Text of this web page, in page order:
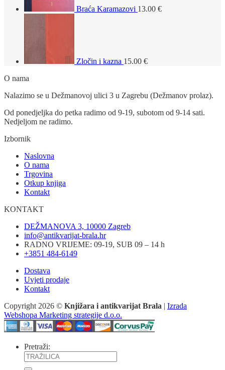
Braća Karamazovi 13.00 €
Zločin i kazna 15.00 €
O nama
Nalazimo se u Dežmanovoj ulici 3 u Zagrebu (Dežmanov prolaz).
Od ponedjeljka do petka radimo od 9-19, subotom od 9-14 sati.
Nedjeljom ne radimo.
Izbornik
Naslovna
O nama
Trgovina
Otkup knjiga
Kontakt
KONTAKT
DEŽMANOVA 3, 10000 Zagreb
info@antikvarijat-brala.hr
RADNO VRIJEME: 09-19, SUB 09 – 14 h
+3851 484-6149
Dostava
Uvjeti prodaje
Kontakt
Copyright 2026 © Knjižara i antikvarijat Brala | Izrada
Webshopa Marketing strategije d.o.o.
Pretraži: